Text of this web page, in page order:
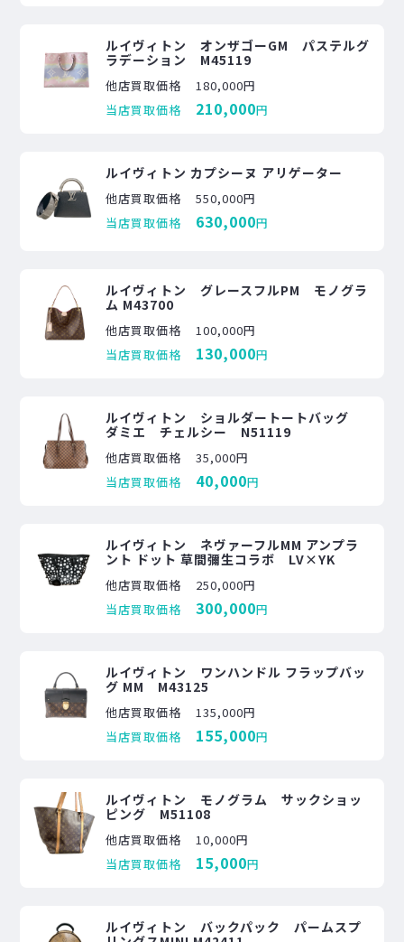
ルイヴィトン オンザゴーGM パステルグ
ラデーション M45119
他店買取価格
180,000円
当店買取価格
210,000円
ルイヴィトン カプシーヌ アリゲーター
他店買取価格
550,000円
当店買取価格
630,000円
ルイヴィトン グレースフルPM モノグラ
ム M43700
他店買取価格
100,000円
当店買取価格
130,000円
ルイヴィトン ショルダートートバッグ
ダミエ チェルシー N51119
他店買取価格
35,000円
当店買取価格
40,000円
ルイヴィトン ネヴァーフルMM アンプラ
ント ドット 草間彌生コラボ LV×YK
他店買取価格
250,000円
当店買取価格
300,000円
ルイヴィトン ワンハンドル フラップバッ
グ MM M43125
他店買取価格
135,000円
当店買取価格
155,000円
ルイヴィトン モノグラム サックショッ
ピング M51108
他店買取価格
10,000円
当店買取価格
15,000円
ルイヴィトン バックパック パームスプ